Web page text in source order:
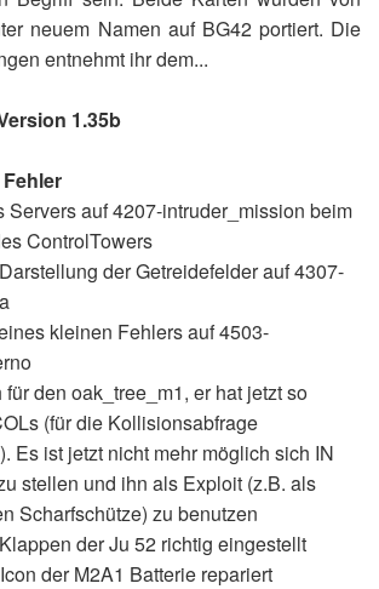
neuem Namen auf BG42 portiert. Die
entnehmt ihr dem...
1.35b
Servers auf 4207-intruder_mission beim
ControlTowers
der Getreidefelder auf 4307-
kleinen Fehlers auf 4503-
für den oak_tree_m1, er hat jetzt so
(für die Kollisionsabfrage
Es ist jetzt nicht mehr möglich sich IN
stellen und ihn als Exploit (z.B. als
Scharfschütze) zu benutzen
der Ju 52 richtig eingestellt
der M2A1 Batterie repariert